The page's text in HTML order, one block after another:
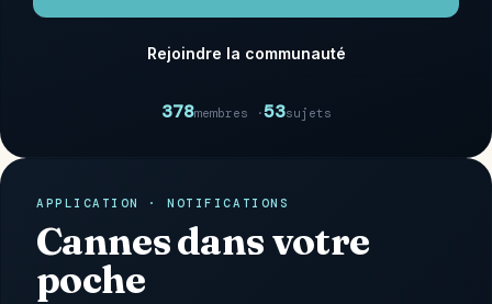
Rejoindre la communauté
378membres ·53sujets
APPLICATION · NOTIFICATIONS
Cannes dans votre
poche